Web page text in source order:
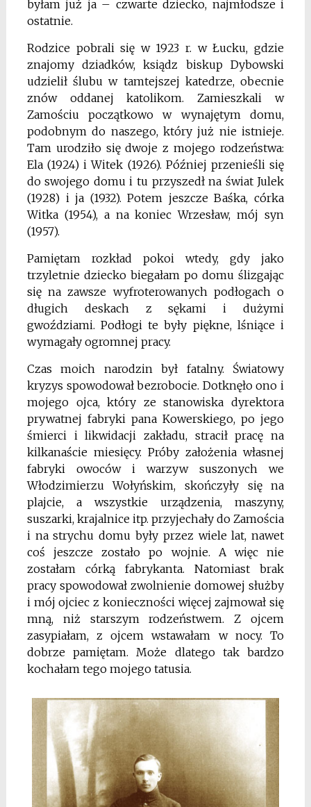
byłam już ja – czwarte dziecko, najmłodsze i
ostatnie.
Rodzice pobrali się w 1923 r. w Łucku, gdzie
znajomy dziadków, ksiądz biskup Dybowski
udzielił ślubu w tamtejszej katedrze, obecnie
znów oddanej katolikom. Zamieszkali w
Zamościu początkowo w wynajętym domu,
podobnym do naszego, który już nie istnieje.
Tam urodziło się dwoje z mojego rodzeństwa:
Ela (1924) i Witek (1926). Później przenieśli się
do swojego domu i tu przyszedł na świat Julek
(1928) i ja (1932). Potem jeszcze Baśka, córka
Witka (1954), a na koniec Wrzesław, mój syn
(1957).
Pamiętam rozkład pokoi wtedy, gdy jako
trzyletnie dziecko biegałam po domu ślizgając
się na zawsze wyfroterowanych podłogach o
długich deskach z sękami i dużymi
gwoździami. Podłogi te były piękne, lśniące i
wymagały ogromnej pracy.
Czas moich narodzin był fatalny. Światowy
kryzys spowodował bezrobocie. Dotknęło ono i
mojego ojca, który ze stanowiska dyrektora
prywatnej fabryki pana Kowerskiego, po jego
śmierci i likwidacji zakładu, stracił pracę na
kilkanaście miesięcy. Próby założenia własnej
fabryki owoców i warzyw suszonych we
Włodzimierzu Wołyńskim, skończyły się na
plajcie, a wszystkie urządzenia, maszyny,
suszarki, krajalnice itp. przyjechały do Zamościa
i na strychu domu były przez wiele lat, nawet
coś jeszcze zostało po wojnie. A więc nie
zostałam córką fabrykanta. Natomiast brak
pracy spowodował zwolnienie domowej służby
i mój ojciec z konieczności więcej zajmował się
mną, niż starszym rodzeństwem. Z ojcem
zasypiałam, z ojcem wstawałam w nocy. To
dobrze pamiętam. Może dlatego tak bardzo
kochałam tego mojego tatusia.